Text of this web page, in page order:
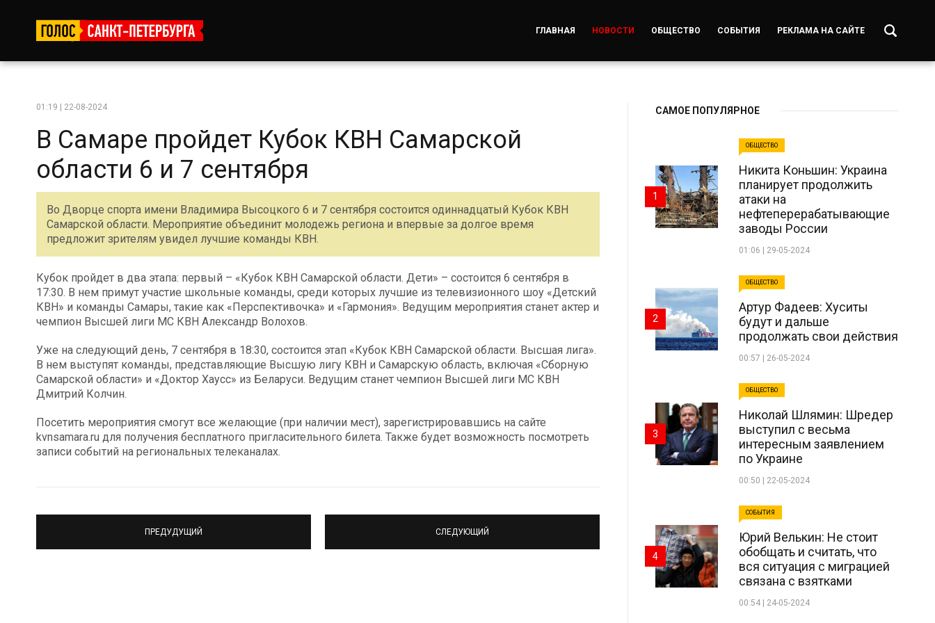
ГЛАВНАЯ НОВОСТИ ОБЩЕСТВО СОБЫТИЯ РЕКЛАМА НА САЙТЕ
01:19 | 22-08-2024
В Самаре пройдет Кубок КВН Самарской
области 6 и 7 сентября
Во Дворце спорта имени Владимира Высоцкого 6 и 7 сентября состоится одиннадцатый Кубок КВН
Самарской области. Мероприятие объединит молодежь региона и впервые за долгое время
предложит зрителям увидел лучшие команды КВН.
Кубок пройдет в два этапа: первый – «Кубок КВН Самарской области. Дети» – состоится 6 сентября в
17:30. В нем примут участие школьные команды, среди которых лучшие из телевизионного шоу «Детский
КВН» и команды Самары, такие как «Перспективочка» и «Гармония». Ведущим мероприятия станет актер и
чемпион Высшей лиги МС КВН Александр Волохов.
Уже на следующий день, 7 сентября в 18:30, состоится этап «Кубок КВН Самарской области. Высшая лига».
В нем выступят команды, представляющие Высшую лигу КВН и Самарскую область, включая «Сборную
Самарской области» и «Доктор Хаусс» из Беларуси. Ведущим станет чемпион Высшей лиги МС КВН
Дмитрий Колчин.
Посетить мероприятия смогут все желающие (при наличии мест), зарегистрировавшись на сайте
kvnsamara.ru для получения бесплатного пригласительного билета. Также будет возможность посмотреть
записи событий на региональных телеканалах.
ПРЕДУДУЩИЙ СЛЕДУЮЩИЙ
САМОЕ ПОПУЛЯРНОЕ
ОБЩЕСТВО
Никита Коньшин: Украина
планирует продолжить
атаки на
нефтеперерабатывающие
заводы России
01:06 | 29-05-2024
1
ОБЩЕСТВО
Артур Фадеев: Хуситы
будут и дальше
продолжать свои действия
00:57 | 26-05-2024
2
ОБЩЕСТВО
Николай Шлямин: Шредер
выступил с весьма
интересным заявлением
по Украине
00:50 | 22-05-2024
3
СОБЫТИЯ
Юрий Велькин: Не стоит
обобщать и считать, что
вся ситуация с миграцией
связана с взятками
00:54 | 24-05-2024
4